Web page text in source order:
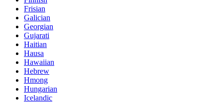
Frisian
Galician
Georgian
Gujarati
Haitian
Hausa
Hawaiian
Hebrew
Hmong
Hungarian
Icelandic